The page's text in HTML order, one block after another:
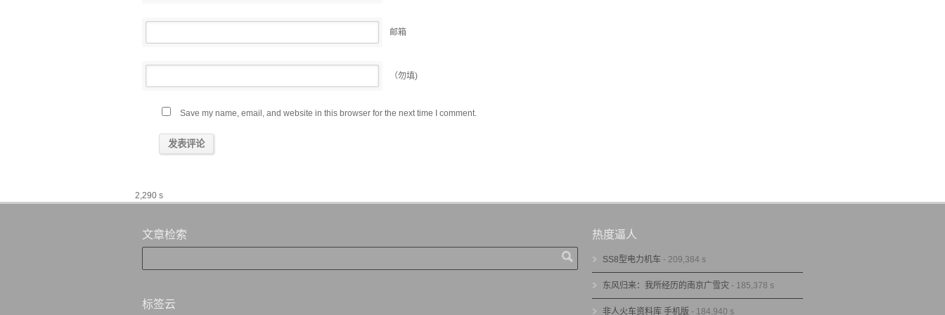
邮箱
（勿填)
Save my name, email, and website in this browser for the next time I comment.
2,290 s
文章检索
标签云
热度逼人
SS8型电力机车 - 209,384 s
东风归来：我所经历的南京广雪灾 - 185,378 s
非人火车资料库 手机版 - 184,940 s